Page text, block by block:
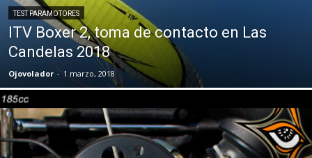
TEST PARAMOTORES
ITV Boxer 2, toma de contacto en Las
Candelas 2018
Ojovolador - 1 marzo, 2018